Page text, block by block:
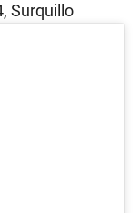
Surquillo